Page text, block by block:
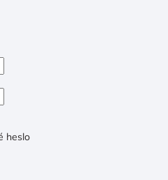
heslo